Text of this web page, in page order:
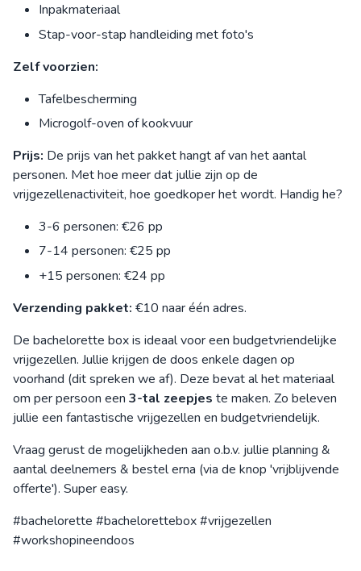
Inpakmateriaal
Stap-voor-stap handleiding met foto's
Zelf voorzien:
Tafelbescherming
Microgolf-oven of kookvuur
Prijs: De prijs van het pakket hangt af van het aantal
personen. Met hoe meer dat jullie zijn op de
vrijgezellenactiviteit, hoe goedkoper het wordt. Handig he?
3-6 personen: €26 pp
7-14 personen: €25 pp
+15 personen: €24 pp
Verzending pakket: €10 naar één adres.
De bachelorette box is ideaal voor een budgetvriendelijke
vrijgezellen. Jullie krijgen de doos enkele dagen op
voorhand (dit spreken we af). Deze bevat al het materiaal
om per persoon een 3-tal zeepjes te maken. Zo beleven
jullie een fantastische vrijgezellen en budgetvriendelijk.
Vraag gerust de mogelijkheden aan o.b.v. jullie planning &
aantal deelnemers & bestel erna (via de knop 'vrijblijvende
offerte'). Super easy.
#bachelorette #bachelorettebox #vrijgezellen
#workshopineendoos